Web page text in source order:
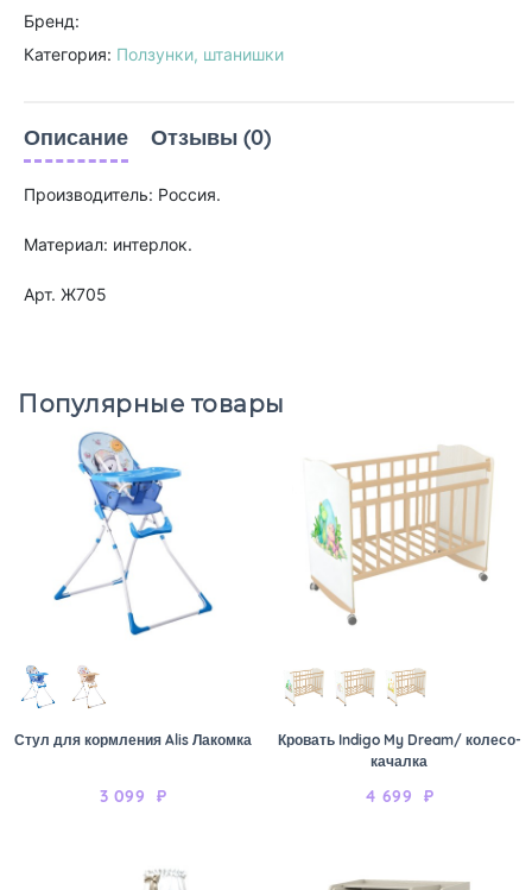
Бренд:
Категория: Ползунки, штанишки
Описание Отзывы (0)
Производитель: Россия.
Материал: интерлок.
Арт. Ж705
Популярные товары
Стул для кормления Alis Лакомка
3 099 ₽
Кровать Indigo My Dream/ колесо-
качалка
4 699 ₽